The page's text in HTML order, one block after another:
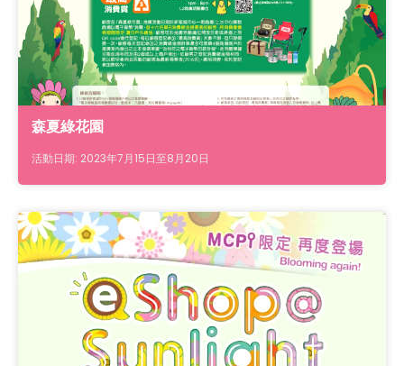
森夏綠花園
活動日期: 2023年7月15日至8月20日